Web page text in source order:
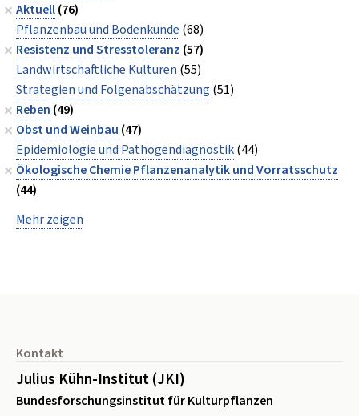
Aktuell(76)
Pflanzenbau und Bodenkunde (68)
Resistenz und Stresstoleranz (57)
Landwirtschaftliche Kulturen (55)
Strategien und Folgenabschätzung (51)
Reben (49)
Obst und Weinbau (47)
Epidemiologie und Pathogendiagnostik(44)
Ökologische Chemie Pflanzenanalytik und Vorratsschutz
(44)
Mehr zeigen
Kontakt
Julius Kühn-Institut (JKI)
Bundesforschungsinstitut für Kulturpflanzen